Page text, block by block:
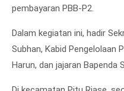
pembayaran PBB-P2.
Dalam kegiatan ini, hadir
Subhan, Kabid Pengelolaan
Harun, dan jajaran Bapenda